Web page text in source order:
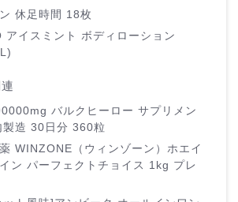
休足時間 18枚
アイスミント ボディローション
バルクヒーロー サプリメン
製造 30日分 360粒
WINZONE（ウィンゾーン）ホエイ
ン パーフェクトチョイス 1kg プレ